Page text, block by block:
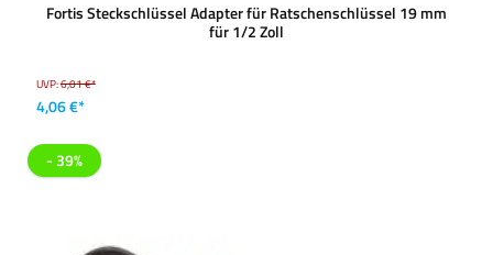
Fortis Steckschlüssel Adapter für Ratschenschlüssel 19 mm
für 1/2 Zoll
UVP:6,01 €*
4,06 €*
- 39%